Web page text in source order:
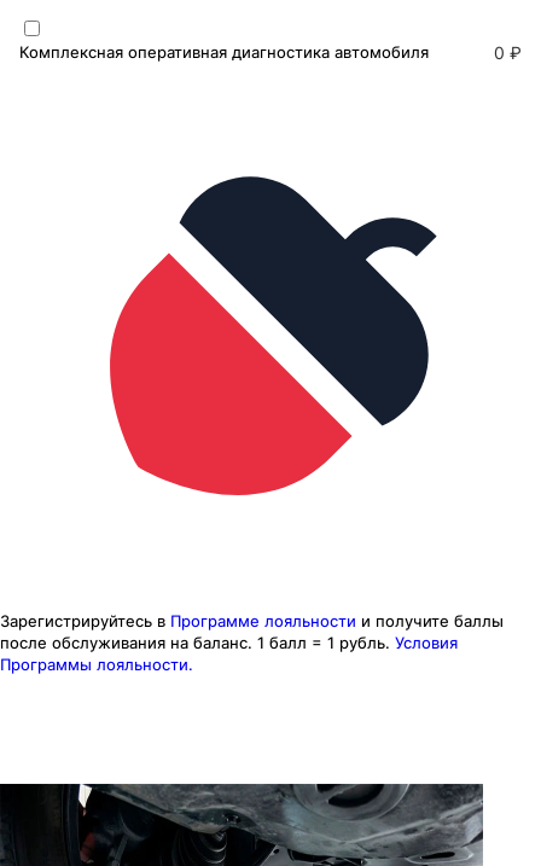
Комплексная оперативная диагностика автомобиля 0 ₽
Зарегистрируйтесь в Программе лояльности и получите баллы
после обслуживания на баланс. 1 балл = 1 рубль. Условия
Программы лояльности.